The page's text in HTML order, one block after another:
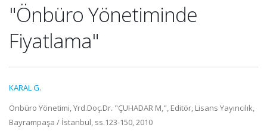
"Önbüro Yönetiminde
Fiyatlama"
KARAL G.
Önbüro Yönetimi, Yrd.Doç.Dr. "ÇUHADAR M,", Editör, Lisans Yayıncılık,
Bayrampaşa / İstanbul, ss.123-150, 2010